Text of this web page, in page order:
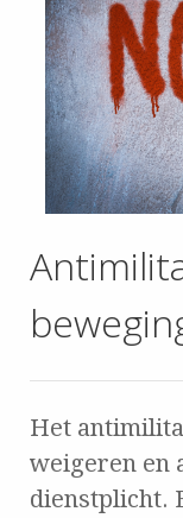
Het
weigeren en
dienstplicht.